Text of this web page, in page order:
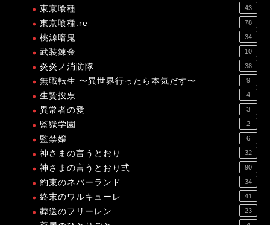
東京喰種 43
東京喰種:re 78
桃源暗鬼 34
武装錬金 10
炎炎ノ消防隊 38
無職転生 〜異世界行ったら本気だす〜 9
生贄投票 4
異常者の愛 3
監獄学園 2
監禁嬢 6
神さまの言うとおり 32
神さまの言うとおり弍 90
約束のネバーランド 34
終末のワルキューレ 41
葬送のフリーレン 23